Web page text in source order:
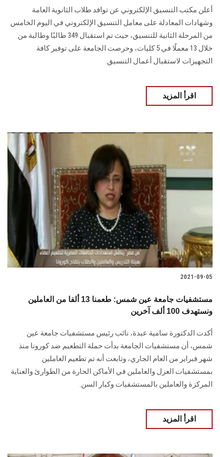
أعلن مكتب التنسيق الإلكتروني عن توافد طلاب الثانوية العامة
وشهادات المعادلة على معامل التنسيق الإلكتروني في اليوم الخامس
من المرحلة الثانية للتنسيق، حيث تم استقبال 349 طالبًا وطالبة من
خلال 13 معملًا في 5 كليات، وحرصت الجامعة على توفير كافة
التجهيزات لاستقبال أعمال التنسيق.
اقرأ المزيد
2021-09-05
مستشفيات جامعة عين شمس: طعمنا 13 ألفا من العاملين
ونستهدف 100 ألف آخرين
أكدت الدكتورة سامية عبدة، نائب رئيس مستشفيات جامعة عين
شمس، أن مستشفيات الجامعة بدأت حملة التطعيم ضد كورونا منذ
شهر فبراير من العام الجاري، وتابعت أنه تم تطعيم العاملين
بمستشفيات العزل والعاملين في الأماكن الحارة من الطوارئ والعناية
المركزة والعاملين بالمستشفيات وكبار السن.
اقرأ المزيد